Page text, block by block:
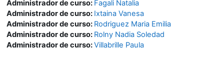
Administrador de curso: Fagali Natalia
Administrador de curso: Ixtaina Vanesa
Administrador de curso: Rodriguez Maria Emilia
Administrador de curso: Rolny Nadia Soledad
Administrador de curso:Villabrille Paula